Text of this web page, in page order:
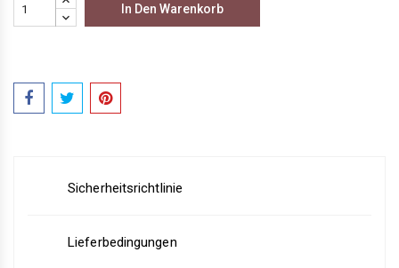
In Den Warenkorb
Sicherheitsrichtlinie
Lieferbedingungen